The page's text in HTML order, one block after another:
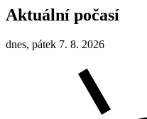
Aktuální počasí
dnes, pátek 7. 8. 2026